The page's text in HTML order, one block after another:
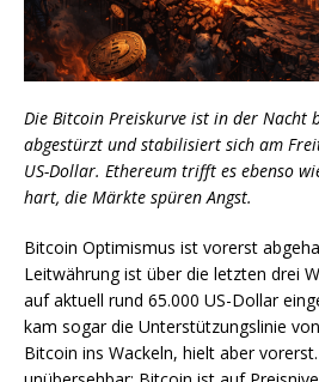
Die Bitcoin Preiskurve ist in der Nacht
abgestürzt und stabilisiert sich am
US-Dollar. Ethereum trifft es ebenso
hart, die Märkte spüren Angst.
Bitcoin Optimismus ist vorerst
Leitwährung ist über die letzten drei
auf aktuell rund 65.000 US-Dollar
kam sogar die Unterstützungslinie
Bitcoin ins Wackeln, hielt aber